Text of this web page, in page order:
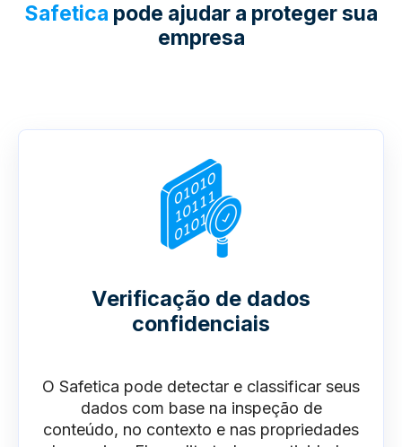
Safetica pode ajudar a proteger sua
empresa
Verificação de dados
confidenciais
O Safetica pode detectar e classificar seus
dados com base na inspeção de
conteúdo, no contexto e nas propriedades